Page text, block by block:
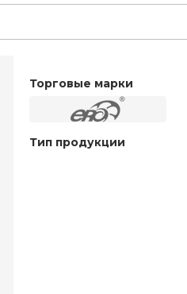
Торговые марки
Тип продукции